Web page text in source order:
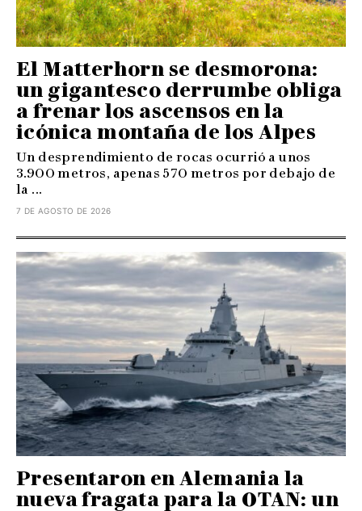
El Matterhorn se desmorona:
un gigantesco derrumbe obliga
a frenar los ascensos en la
icónica montaña de los Alpes
Un desprendimiento de rocas ocurrió a unos
3.900 metros, apenas 570 metros por debajo de
la ...
7 DE AGOSTO DE 2026
Presentaron en Alemania la
nueva fragata para la OTAN: un